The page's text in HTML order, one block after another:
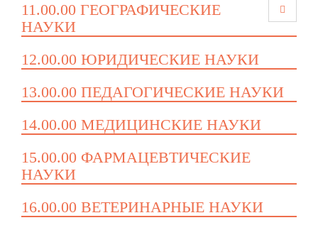
11.00.00 ГЕОГРАФИЧЕСКИЕ
НАУКИ
12.00.00 ЮРИДИЧЕСКИЕ НАУКИ
13.00.00 ПЕДАГОГИЧЕСКИЕ НАУКИ
14.00.00 МЕДИЦИНСКИЕ НАУКИ
15.00.00 ФАРМАЦЕВТИЧЕСКИЕ
НАУКИ
16.00.00 ВЕТЕРИНАРНЫЕ НАУКИ